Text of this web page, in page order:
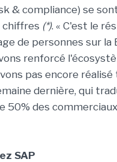
& compliance) se
chiffres (*). « C'est le
de personnes sur la
renforcé
pas encore
dernière, qui
50% des
SAP